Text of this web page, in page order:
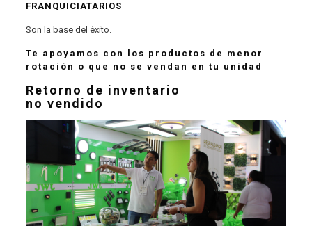
FRANQUICIATARIOS
Son la base del éxito.
Te apoyamos con los productos de menor
rotación o que no se vendan en tu unidad
Retorno de inventario
no vendido